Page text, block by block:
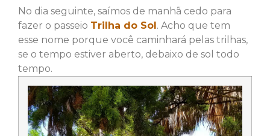
No dia seguinte, saímos de manhã cedo para
fazer o passeio Trilha do Sol . Acho que tem
esse nome porque você caminhará pelas trilhas,
se o tempo estiver aberto, debaixo de sol todo
tempo.